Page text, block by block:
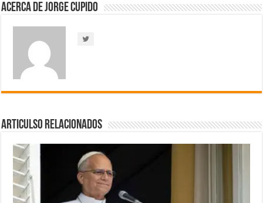
Acerca de Jorge Cupido
Articulso Relacionados